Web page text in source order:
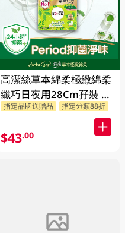
高潔絲草本綿柔極緻綿柔
纖巧日夜用28Cm孖裝 2
X 10PC
指定品牌送贈品 指定分類88折
$43.00